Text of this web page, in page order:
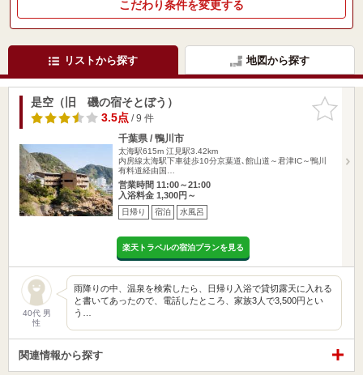
こだわり条件を変更する
リストから探す 地図から探す
お気に入
りに追加
是空（旧 磯の宿そとぼう）
3.5点/ 9 件
千葉県 / 鴨川市
太海駅615m 江見駅3.42km
内房線太海駅下車徒歩10分京葉道､館山道～君津IC～鴨川
有料道経由国…
営業時間 11:00～21:00
入浴料金 1,300円～
日帰り 宿泊 水風呂
楽天トラベルの宿泊プランを見る
40代 男
性
雨降りの中、温泉を検索したら、日帰り入浴で貸切露天に入れる
と書いてあったので、電話したところ、家族3人で3,500円とい
う…
関連情報から探す